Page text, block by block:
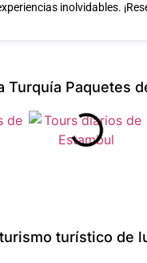
inolvidables.
Turquía Paquetes
turístico de